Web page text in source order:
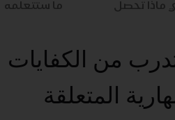
ماذا تحصل ما ستتعلمه
من الكفايات
المتعلقة